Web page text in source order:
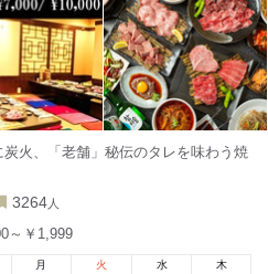
炭火、「老舗」秘伝のタレを味わう焼
3264 人
～￥1,999
月 火 水 木